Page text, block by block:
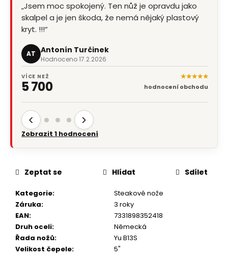
„Jsem moc spokojený. Ten nůž je opravdu jako
skalpel a je jen škoda, že nemá nějaký plastový
kryt. !!!“
AT Antonín Turčinek
Hodnoceno 17.2.2026
VÍCE NEŽ
5 700
★★★★★
hodnocení obchodu
‹ ›
Zobrazit 1 hodnocení
Kategorie:
Steakové nože
Záruka:
3 roky
EAN:
7331898352418
Druh oceli:
Německá
Řada nožů:
Yu B13S
Velikost čepele: 5"
Zeptat se Hlídat Sdílet